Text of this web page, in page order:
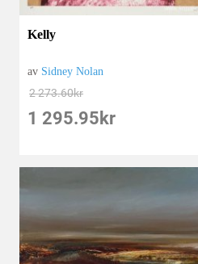
Kelly
av Sidney Nolan
2 273.60kr
1 295.95 kr